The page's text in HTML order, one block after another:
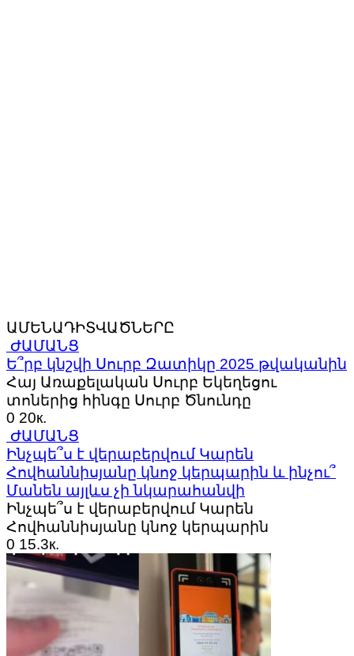
ԱՄԵՆԱԴԻՏՎԱԾՆԵՐԸ
ԺԱՄԱՆՑ
Ե՞րբ կնշվի Սուրբ Զատիկը 2025 թվականին
Հայ Առաքելական Սուրբ Եկեղեցու
տոներից հինգը Սուրբ Ծնունդը
0 20к.
ԺԱՄԱՆՑ
Ինչպե՞ս է վերաբերվում Կարեն
Հովհաննիսյանը կնոջ կերպարին և ինչու՞
Մանեն այլևս չի նկարահանվի
Ինչպե՞ս է վերաբերվում Կարեն
Հովհաննիսյանը կնոջ կերպարին
0 15.3к.